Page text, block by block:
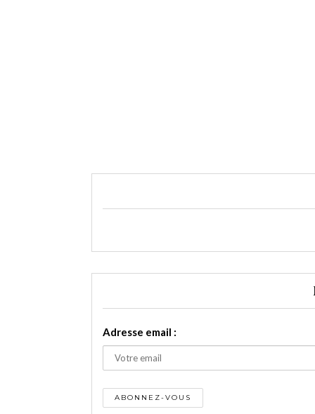
Adresse email :